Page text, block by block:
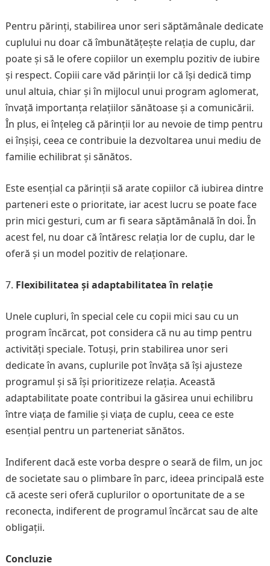
Pentru părinți, stabilirea unor seri săptămânale dedicate
cuplului nu doar că îmbunătățește relația de cuplu, dar
poate și să le ofere copiilor un exemplu pozitiv de iubire
și respect. Copiii care văd părinții lor că își dedică timp
unul altuia, chiar și în mijlocul unui program aglomerat,
învață importanța relațiilor sănătoase și a comunicării.
În plus, ei înțeleg că părinții lor au nevoie de timp pentru
ei înșiși, ceea ce contribuie la dezvoltarea unui mediu de
familie echilibrat și sănătos.
Este esențial ca părinții să arate copiilor că iubirea dintre
parteneri este o prioritate, iar acest lucru se poate face
prin mici gesturi, cum ar fi seara săptămânală în doi. În
acest fel, nu doar că întăresc relația lor de cuplu, dar le
oferă și un model pozitiv de relaționare.
Flexibilitatea și adaptabilitatea în relație
Unele cupluri, în special cele cu copii mici sau cu un
program încărcat, pot considera că nu au timp pentru
activități speciale. Totuși, prin stabilirea unor seri
dedicate în avans, cuplurile pot învăța să își ajusteze
programul și să își prioritizeze relația. Această
adaptabilitate poate contribui la găsirea unui echilibru
între viața de familie și viața de cuplu, ceea ce este
esențial pentru un parteneriat sănătos.
Indiferent dacă este vorba despre o seară de film, un joc
de societate sau o plimbare în parc, ideea principală este
că aceste seri oferă cuplurilor o oportunitate de a se
reconecta, indiferent de programul încărcat sau de alte
obligații.
Concluzie